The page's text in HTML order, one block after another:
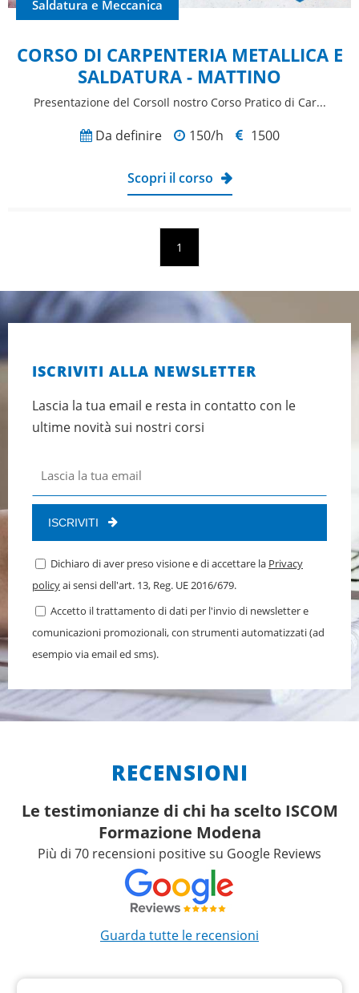
Saldatura e Meccanica
CORSO DI CARPENTERIA METALLICA E
SALDATURA - MATTINO
Presentazione del CorsoIl nostro Corso Pratico di Car...
Da definire 150/h 1500
Scopri il corso
1
ISCRIVITI ALLA NEWSLETTER
Lascia la tua email e resta in contatto con le
ultime novità sui nostri corsi
ISCRIVITI
Dichiaro di aver preso visione e di accettare la Privacy
policyai sensi dell'art. 13, Reg. UE 2016/679.
Accetto il trattamento di dati per l'invio di newsletter e
comunicazioni promozionali, con strumenti automatizzati (ad
esempio via email ed sms).
RECENSIONI
Le testimonianze di chi ha scelto ISCOM
Formazione Modena
Più di 70 recensioni positive su Google Reviews
Guarda tutte le recensioni